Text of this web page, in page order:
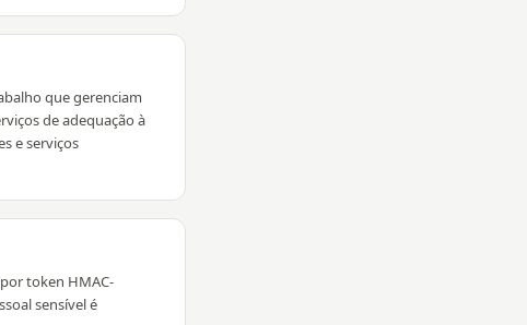
que gerenciam
de adequação à
e serviços
token HMAC-
sensível é